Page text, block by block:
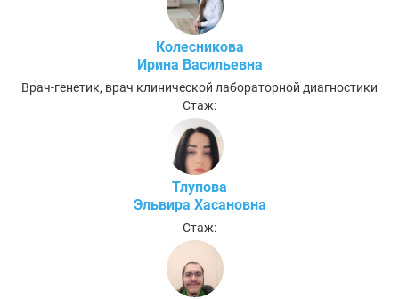
Колесникова
Ирина Васильевна
Врач-генетик, врач клинической лабораторной диагностики
Стаж:
Тлупова
Эльвира Хасановна
Стаж: